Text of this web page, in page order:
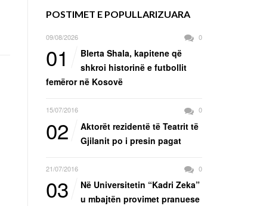
POSTIMET E POPULLARIZUARA
09/08/2026 0
01
Blerta Shala, kapitene që
shkroi historinë e futbollit
femëror në Kosovë
15/07/2016 0
02
Aktorët rezidentë të Teatrit të
Gjilanit po i presin pagat
21/07/2016 0
03
Në Universitetin “Kadri Zeka”
u mbajtën provimet pranuese